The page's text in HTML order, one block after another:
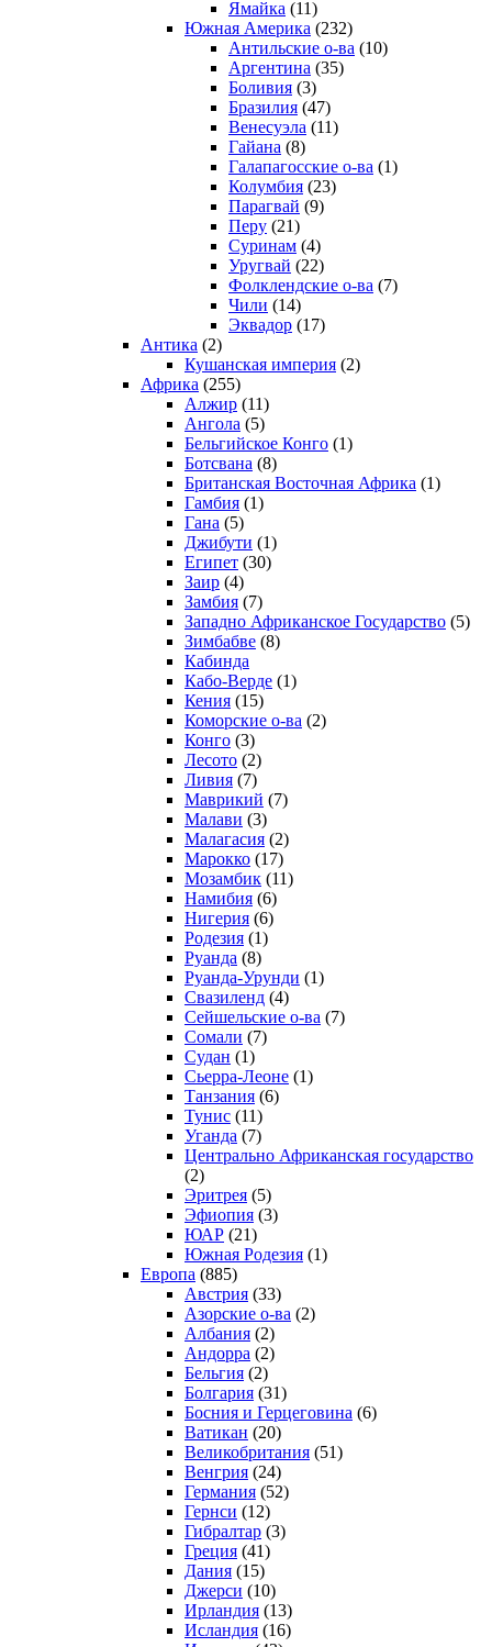
Ямайка (11)
Южная Америка (232)
Антильские о-ва (10)
Аргентина (35)
Боливия (3)
Бразилия (47)
Венесуэла (11)
Гайана (8)
Галапагосские о-ва (1)
Колумбия (23)
Парагвай (9)
Перу (21)
Суринам (4)
Уругвай (22)
Фолклендские о-ва (7)
Чили (14)
Эквадор (17)
Антика (2)
Кушанская империя (2)
Африка (255)
Алжир (11)
Ангола (5)
Бельгийское Конго (1)
Ботсвана (8)
Британская Восточная Африка (1)
Гамбия (1)
Гана (5)
Джибути (1)
Египет (30)
Заир (4)
Замбия (7)
Западно Африканское Государство (5)
Зимбабве (8)
Кабинда
Кабо-Верде (1)
Кения (15)
Коморские о-ва (2)
Конго (3)
Лесото (2)
Ливия (7)
Маврикий (7)
Малави (3)
Малагасия (2)
Марокко (17)
Мозамбик (11)
Намибия (6)
Нигерия (6)
Родезия (1)
Руанда (8)
Руанда-Урунди (1)
Свазиленд (4)
Сейшельские о-ва (7)
Сомали (7)
Судан (1)
Сьерра-Леоне (1)
Танзания (6)
Тунис (11)
Уганда (7)
Центрально Африканская государство
(2)
Эритрея (5)
Эфиопия (3)
ЮАР (21)
Южная Родезия (1)
Европа (885)
Австрия (33)
Азорские о-ва (2)
Албания (2)
Андорра (2)
Бельгия (2)
Болгария (31)
Босния и Герцеговина (6)
Ватикан (20)
Великобритания (51)
Венгрия (24)
Германия (52)
Гернси (12)
Гибралтар (3)
Греция (41)
Дания (15)
Джерси (10)
Ирландия (13)
Исландия (16)